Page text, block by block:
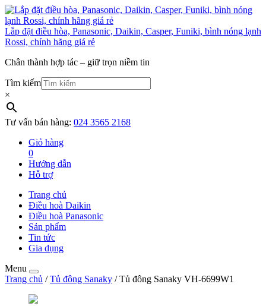
Lắp đặt điều hòa, Panasonic, Daikin, Casper, Funiki, bình nóng lạnh
Rossi, chính hãng giá rẻ
Chân thành hợp tác – giữ trọn niềm tin
Tìm kiếm
×
Tư vấn bán hàng: 024 3565 2168
Giỏ hàng
0
Hướng dẫn
Hỗ trợ
Trang chủ
Điều hoà Daikin
Điều hoà Panasonic
Sản phẩm
Tin tức
Gia dụng
Menu
Trang chủ /Tủ đông Sanaky / Tủ đông Sanaky VH-6699W1